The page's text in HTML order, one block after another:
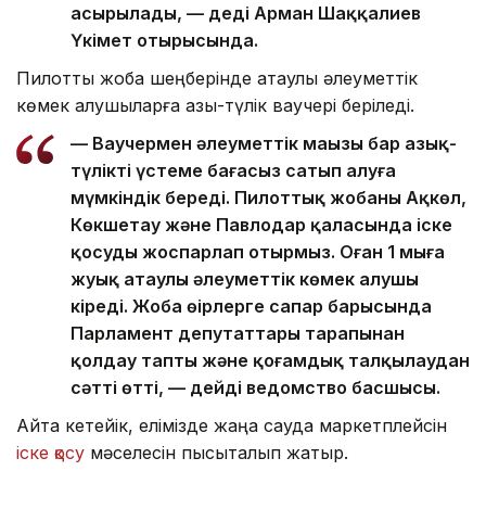
асырылады, — деді Арман Шаққалиев
Үкімет отырысында.
Пилоттық жоба шеңберінде атаулы әлеуметтік
көмек алушыларға азық-түлік ваучері беріледі.
— Ваучермен әлеуметтік маңызы бар азық-
түлікті үстеме бағасыз сатып алуға
мүмкіндік береді. Пилоттық жобаны Ақкөл,
Көкшетау және Павлодар қаласында іске
қосуды жоспарлап отырмыз. Оған 1 мыңға
жуық атаулы әлеуметтік көмек алушы
кіреді. Жоба өңірлерге сапар барысында
Парламент депутаттары тарапынан
қолдау тапты және қоғамдық талқылаудан
сәтті өтті, — дейді ведомство басшысы.
Айта кетейік, елімізде жаңа сауда маркетплейсін
іске қосу мәселесін пысықталып жатыр.